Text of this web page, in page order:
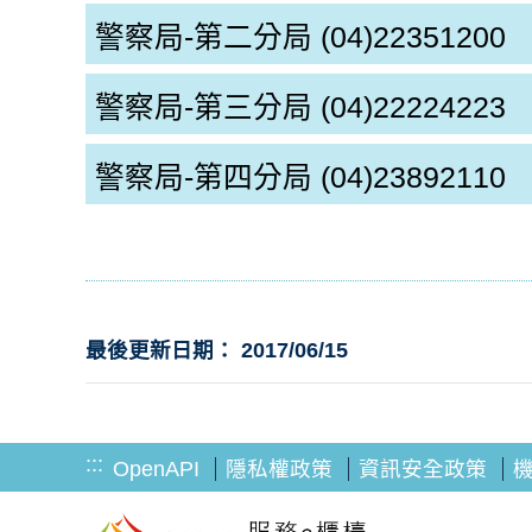
警察局-第二分局 (04)22351200
警察局-第三分局 (04)22224223
警察局-第四分局 (04)23892110
最後更新日期： 2017/06/15
::: OpenAPI 隱私權政策 資訊安全政策